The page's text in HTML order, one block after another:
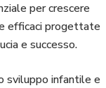
per crescere
efficaci progettate
e successo.
sviluppo infantile e